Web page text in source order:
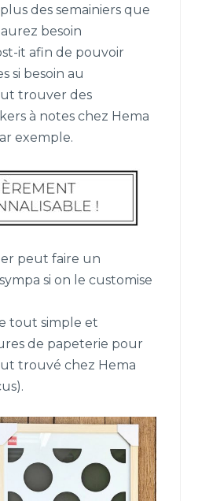
des semainiers que
aurez besoin
it afin de pouvoir
si besoin au
trouver des
à notes chez Hema
exemple.
peut faire un
si on le customise
tout simple et
de papeterie pour
trouvé chez Hema